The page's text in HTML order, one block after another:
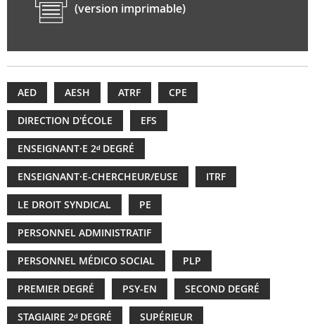
(version imprimable)
AED AESH ATRF CPE
DIRECTION D'ÉCOLE EFS
ENSEIGNANT·E 2ᵈ DEGRÉ
ENSEIGNANT·E-CHERCHEUR/EUSE ITRF
LE DROIT SYNDICAL PE
PERSONNEL ADMINISTRATIF
PERSONNEL MÉDICO SOCIAL PLP
PREMIER DEGRÉ PSY-EN SECOND DEGRÉ
STAGIAIRE 2ᵈ DEGRÉ SUPÉRIEUR